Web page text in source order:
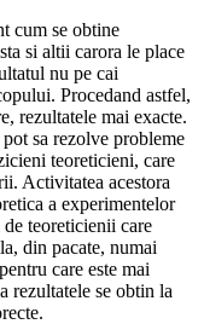
cum se obtine
si altii carora le place
nu pe cai
Procedand astfel,
rezultatele mai exacte.
sa rezolve probleme
teoreticieni, care
Activitatea acestora
a experimentelor
teoreticienii care
din pacate, numai
care este mai
rezultatele se obtin la